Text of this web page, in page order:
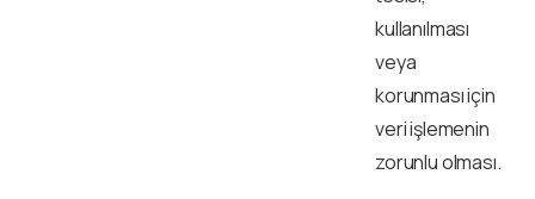
kullanılması
veya
korunması için
veri işlemenin
zorunlu olması.